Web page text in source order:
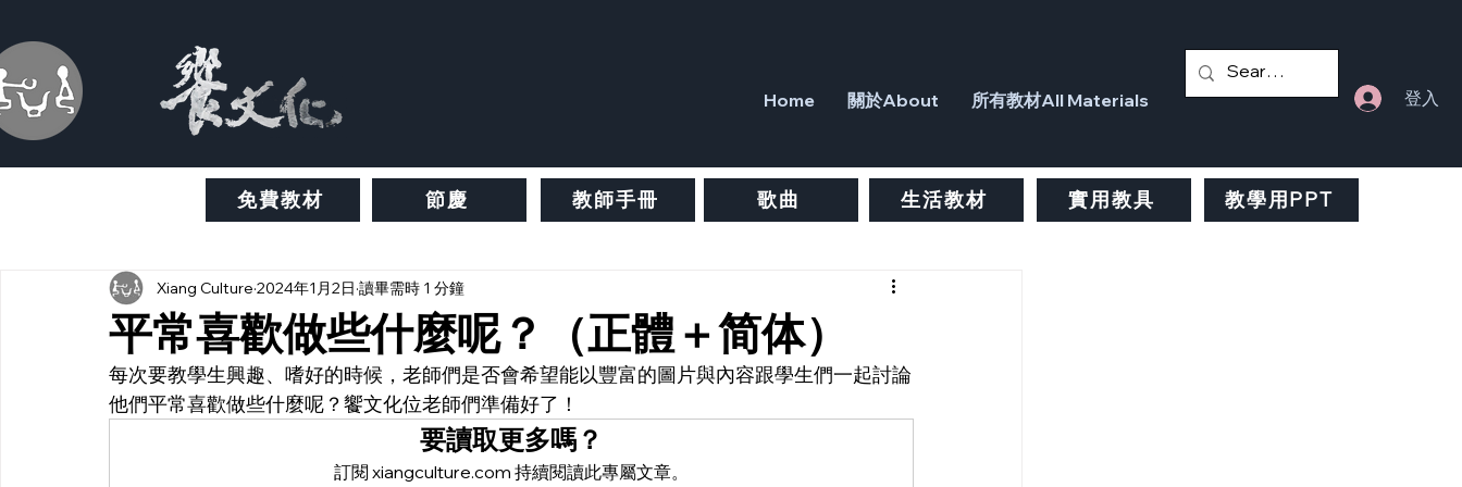
Home 關於About 所有教材All Materials 登入
免費教材 節慶 教師手冊 歌曲 生活教材 實用教具 教學用PPT
平常喜歡做些什麼呢？（正體＋简体）
Xiang Culture 2024年1月2日 讀畢需時 1 分鐘
每次要教學生興趣、嗜好的時候，老師們是否會希望能以豐富的圖片與內容跟學生們一起討論
他們平常喜歡做些什麼呢？饗文化位老師們準備好了！
要讀取更多嗎？
訂閱 xiangculture.com 持續閱讀此專屬文章。